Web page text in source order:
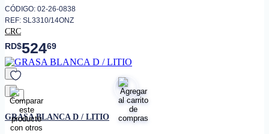
CÓDIGO: 02-26-0838
REF: SL3310/14ONZ
CRC
RD$52469
favorito
GRASA BLANCA D / LITIO